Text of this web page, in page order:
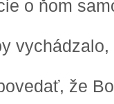
o ňom
že